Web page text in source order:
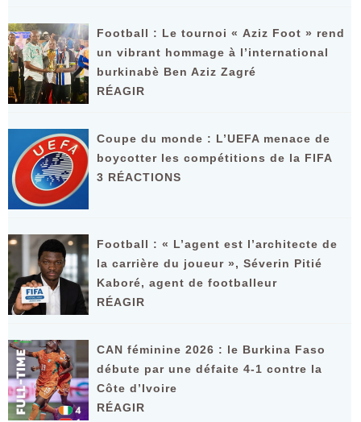
Football : Le tournoi « Aziz Foot » rend
un vibrant hommage à l’international
burkinabè Ben Aziz Zagré
RÉAGIR
Coupe du monde : L’UEFA menace de
boycotter les compétitions de la FIFA
3 RÉACTIONS
Football : « L’agent est l’architecte de
la carrière du joueur », Séverin Pitié
Kaboré, agent de footballeur
RÉAGIR
CAN féminine 2026 : le Burkina Faso
débute par une défaite 4-1 contre la
Côte d’Ivoire
RÉAGIR